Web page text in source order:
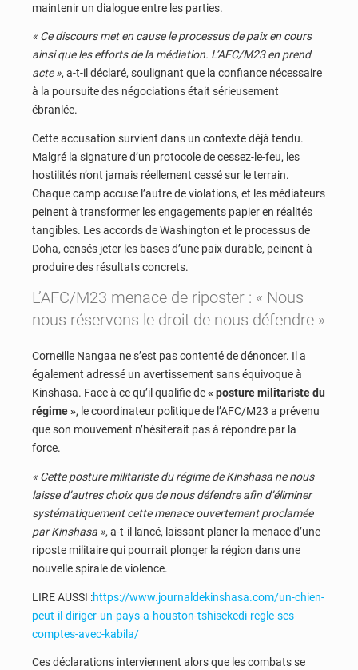
maintenir un dialogue entre les parties.
« Ce discours met en cause le processus de paix en cours
ainsi que les efforts de la médiation. L’AFC/M23 en prend
acte », a-t-il déclaré, soulignant que la confiance nécessaire
à la poursuite des négociations était sérieusement
ébranlée.
Cette accusation survient dans un contexte déjà tendu.
Malgré la signature d’un protocole de cessez-le-feu, les
hostilités n’ont jamais réellement cessé sur le terrain.
Chaque camp accuse l’autre de violations, et les médiateurs
peinent à transformer les engagements papier en réalités
tangibles. Les accords de Washington et le processus de
Doha, censés jeter les bases d’une paix durable, peinent à
produire des résultats concrets.
L’AFC/M23 menace de riposter : « Nous
nous réservons le droit de nous défendre »
Corneille Nangaa ne s’est pas contenté de dénoncer. Il a
également adressé un avertissement sans équivoque à
Kinshasa. Face à ce qu’il qualifie de« posture militariste du
régime », le coordinateur politique de l’AFC/M23 a prévenu
que son mouvement n’hésiterait pas à répondre par la
force.
« Cette posture militariste du régime de Kinshasa ne nous
laisse d’autres choix que de nous défendre afin d’éliminer
systématiquement cette menace ouvertement proclamée
par Kinshasa », a-t-il lancé, laissant planer la menace d’une
riposte militaire qui pourrait plonger la région dans une
nouvelle spirale de violence.
LIRE AUSSI :https://www.journaldekinshasa.com/un-chien-
peut-il-diriger-un-pays-a-houston-tshisekedi-regle-ses-
comptes-avec-kabila/
Ces déclarations interviennent alors que les combats se